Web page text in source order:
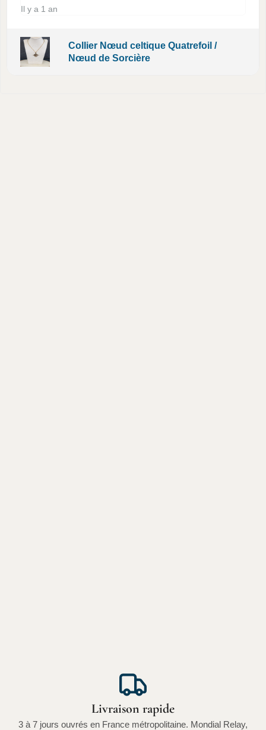
Il y a 1 an
Collier Nœud celtique Quatrefoil /
Nœud de Sorcière
Livraison rapide
3 à 7 jours ouvrés en France métropolitaine. Mondial Relay,